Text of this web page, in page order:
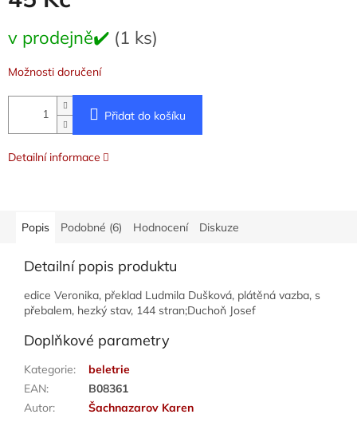
cena:
v prodejně✔️ (1 ks)
Možnosti doručení
Přidat do košíku
Detailní informace
Popis Podobné (6) Hodnocení Diskuze
Detailní popis produktu
edice Veronika, překlad Ludmila Dušková, plátěná vazba, s
přebalem, hezký stav, 144 stran;Duchoň Josef
Doplňkové parametry
Kategorie:
beletrie
EAN:
B08361
Autor:
Šachnazarov Karen